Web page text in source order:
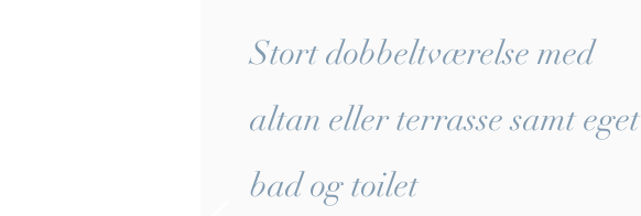
Stort dobbeltværelse med
altan eller terrasse samt eget
bad og toilet